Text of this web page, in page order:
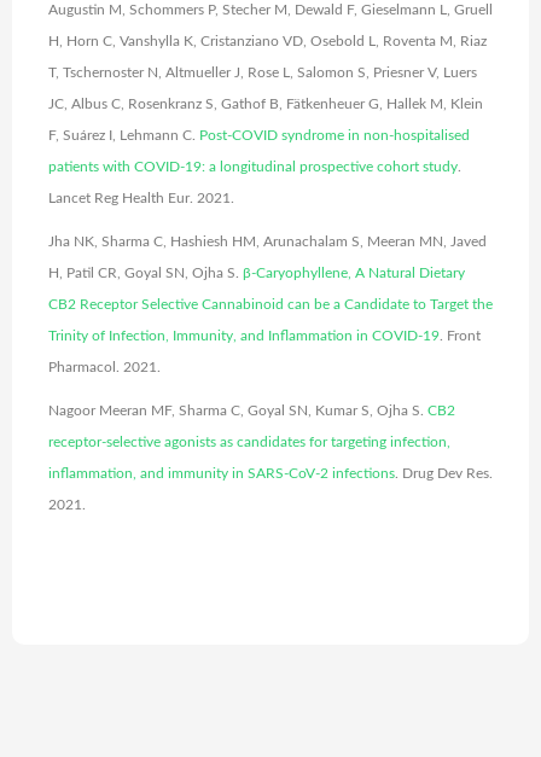
Augustin M, Schommers P, Stecher M, Dewald F, Gieselmann L, Gruell
H, Horn C, Vanshylla K, Cristanziano VD, Osebold L, Roventa M, Riaz
T, Tschernoster N, Altmueller J, Rose L, Salomon S, Priesner V, Luers
JC, Albus C, Rosenkranz S, Gathof B, Fätkenheuer G, Hallek M, Klein
F, Suárez I, Lehmann C. Post-COVID syndrome in non-hospitalised
patients with COVID-19: a longitudinal prospective cohort study
Lancet Reg Health Eur. 2021.
Jha NK, Sharma C, Hashiesh HM, Arunachalam S, Meeran MN, Javed
H, Patil CR, Goyal SN, Ojha S. β-Caryophyllene, A Natural Dietary
CB2 Receptor Selective Cannabinoid can be a Candidate to Target the
Trinity of Infection, Immunity, and Inflammation in COVID-19 . Front
Pharmacol. 2021.
Nagoor Meeran MF, Sharma C, Goyal SN, Kumar S, Ojha S. CB2
receptor-selective agonists as candidates for targeting infection,
inflammation, and immunity in SARS-CoV-2 infections . Drug Dev Res.
2021.